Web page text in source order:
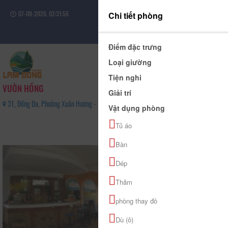
07-08-2026, 02:31:57
Đăng nhập
VƯỜN HỒNG
31, Đống Đa, Phường Xuân Hương - Đà Lạt, Tỉnh Lâm Đồng - 0964305079
Chi tiết phòng
Điểm đặc trưng
Loại giường
Tiện nghi
Giải trí
Vật dụng phòng
Tủ áo
Bàn
Dép
Thảm
phòng thay đồ
Dù (ô)